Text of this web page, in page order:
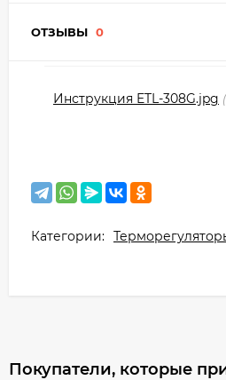
ОТЗЫВЫ 0
Инструкция ETL-308G.jpg
Категории:
Покупатели, которые